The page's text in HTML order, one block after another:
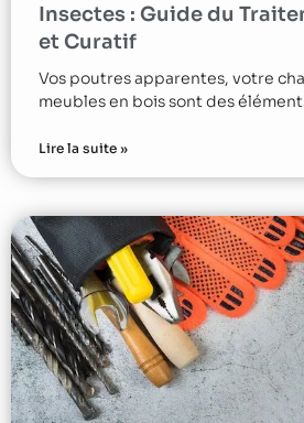
Insectes : Guide du
et Curatif
Vos poutres apparentes, votre
meubles en bois sont des
Lire la suite »